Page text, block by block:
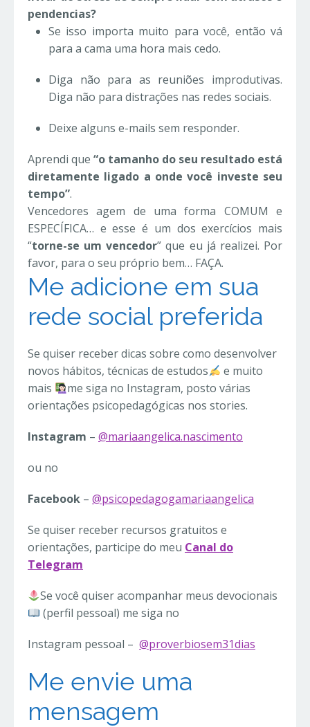
pendencias?
Se isso importa muito para você, então vá
para a cama uma hora mais cedo.
Diga não para as reuniões improdutivas.
Diga não para distrações nas redes sociais.
Deixe alguns e-mails sem responder.
Aprendi que “o tamanho do seu resultado está
diretamente ligado a onde você investe seu
tempo”.
Vencedores agem de uma forma COMUM e
ESPECÍFICA… e esse é um dos exercícios mais
“torne-se um vencedor” que eu já realizei. Por
favor, para o seu próprio bem… FAÇA.
Me adicione em sua
rede social preferida
Se quiser receber dicas sobre como desenvolver
novos hábitos, técnicas de estudos
e muito
mais
me siga no Instagram, posto várias
orientações psicopedagógicas nos stories.
Instagram – @mariaangelica.nascimento
ou no
Facebook – @psicopedagogamariaangelica
Se quiser receber recursos gratuitos e
orientações, participe do meu Canal do
Telegram
Se você quiser acompanhar meus devocionais
(perfil pessoal) me siga no
Instagram pessoal – @proverbiosem31dias
Me envie uma
mensagem